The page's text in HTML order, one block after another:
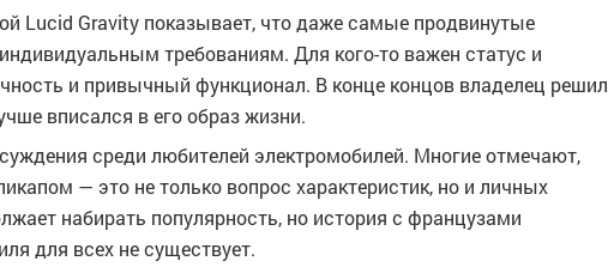
Lucid Gravity показывает, что даже самые продвинутые
требованиям. Для кого-то важен статус и
и привычный функционал. В конце концов владелец решил
вписался в его образ жизни.
среди любителей электромобилей. Многие отмечают,
— это не только вопрос характеристик, но и личных
набирать популярность, но история с французами
для всех не существует.